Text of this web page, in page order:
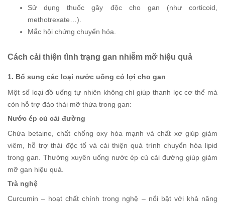
Sử dụng thuốc gây độc cho gan (như corticoid,
methotrexate…).
Mắc hội chứng chuyển hóa.
Cách cải thiện tình trạng gan nhiễm mỡ hiệu quả
1. Bổ sung các loại nước uống có lợi cho gan
Một số loại đồ uống tự nhiên không chỉ giúp thanh lọc cơ thể mà
còn hỗ trợ đào thải mỡ thừa trong gan:
Nước ép củ cải đường
Chứa betaine, chất chống oxy hóa mạnh và chất xơ giúp giảm
viêm, hỗ trợ thải độc tố và cải thiện quá trình chuyển hóa lipid
trong gan. Thường xuyên uống nước ép củ cải đường giúp giảm
mỡ gan hiệu quả.
Trà nghệ
Curcumin – hoạt chất chính trong nghệ – nổi bật với khả năng